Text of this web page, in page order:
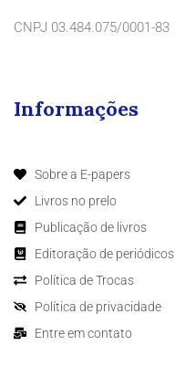
CNPJ 03.484.075/0001-83
Informações
Sobre a E-papers
Livros no prelo
Publicação de livros
Editoração de periódicos
Política de Trocas
Política de privacidade
Entre em contato